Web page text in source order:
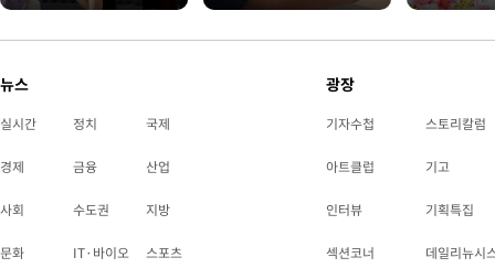
뉴스
실시간 정치 국제
경제 금융 산업
사회 수도권 지방
문화 IT·바이오 스포츠
광장
기자수첩 스토리칼럼
아트클럽 기고
인터뷰 기획특집
섹션코너 데일리뉴시